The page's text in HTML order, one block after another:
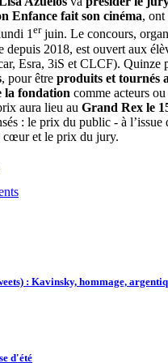
Enfance fait son cinéma, ont
1erjuin. Le concours,
depuis 2018, est ouvert aux
Esra, 3iS et CLCF). Quinze
, pour être produits et tournés
la fondation comme acteurs
aura lieu au Grand Rex le
: le prix du public - à l’issue
cœur et le prix du jury.
: Kavinsky, hommage,
d'été